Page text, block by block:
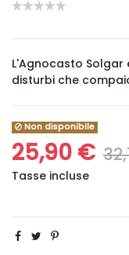
L'Agnocasto
disturbi che
Non disponibile
25,90 €
Tasse incluse